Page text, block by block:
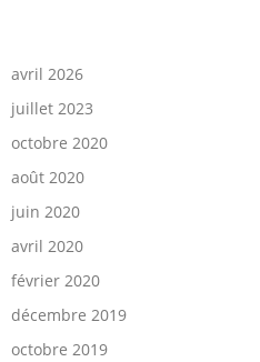
avril 2026
juillet 2023
octobre 2020
août 2020
juin 2020
avril 2020
février 2020
décembre 2019
octobre 2019